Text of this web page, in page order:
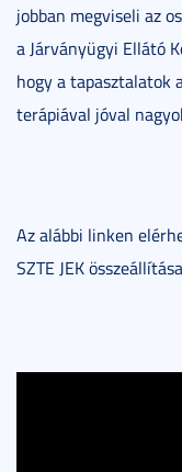
jobban megviseli az
a Járványügyi Ellátó
hogy a tapasztalatok
terápiával jóval
Az alábbi linken
SZTE JEK